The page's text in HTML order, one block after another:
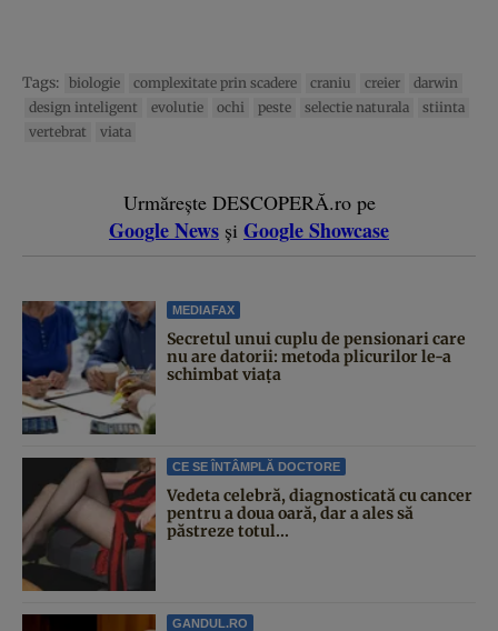
Tags: biologie complexitate prin scadere craniu creier
darwin
design inteligent
evolutie ochi peste selectie naturala
stiinta
vertebrat
viata
Urmărește DESCOPERĂ.ro pe
Google News și Google Showcase
MEDIAFAX
Secretul unui cuplu de pensionari care
nu are datorii: metoda plicurilor le-a
schimbat viața
CE SE ÎNTÂMPLĂ DOCTORE
Vedeta celebră, diagnosticată cu cancer
pentru a doua oară, dar a ales să
păstreze totul...
GANDUL.RO